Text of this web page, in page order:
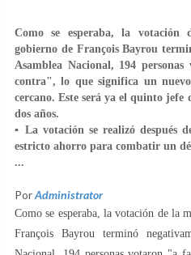
Como se esperaba, la votación
gobierno de François Bayrou
Asamblea Nacional, 194
contra", lo que significa un
cercano. Este será ya el quinto jefe
dos años.
▪️ La votación se realizó después
estricto ahorro para combatir un
...
PorAdministrator
Como se esperaba, la votación de la
François Bayrou terminó